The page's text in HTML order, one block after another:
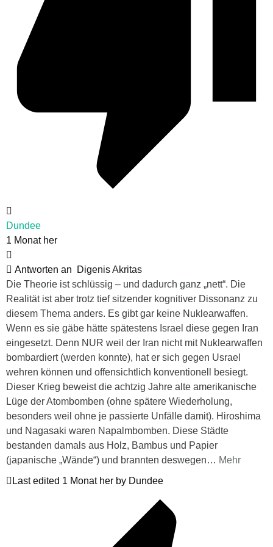
Dundee
1 Monat her
Antworten an
Digenis Akritas
Die Theorie ist schlüssig – und dadurch ganz „nett“. Die
Realität ist aber trotz tief sitzender kognitiver Dissonanz zu
diesem Thema anders. Es gibt gar keine Nuklearwaffen.
Wenn es sie gäbe hätte spätestens Israel diese gegen Iran
eingesetzt. Denn NUR weil der Iran nicht mit Nuklearwaffen
bombardiert (werden konnte), hat er sich gegen Usrael
wehren können und offensichtlich konventionell besiegt.
Dieser Krieg beweist die achtzig Jahre alte amerikanische
Lüge der Atombomben (ohne spätere Wiederholung,
besonders weil ohne je passierte Unfälle damit). Hiroshima
und Nagasaki waren Napalmbomben. Diese Städte
bestanden damals aus Holz, Bambus und Papier
(japanische „Wände“) und brannten deswegen… Mehr
Last edited 1 Monat her by Dundee